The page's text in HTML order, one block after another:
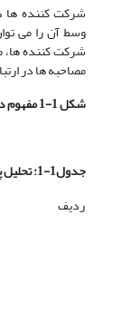
شرکت کننده ها
وسط آن را می
شرکت کننده
مصاحبه ها در
شکل 1-1 مفهوم دین و آیین
جدول1-1: تحلیل پدیدارنگاری داده های مرتبط باپرسش اول
ردیف